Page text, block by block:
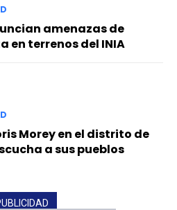
amenazas de
en terrenos del INIA
Morey en el distrito de
a sus pueblos